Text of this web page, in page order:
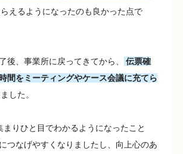
らえるようになったのも良かった点で
後、事業所に戻ってきてから、
伝票確
間をミーティングやケース会議に充てら
した。
まりひと目でわかるようになったこと
つなげやすくなりましたし、向上心のあ